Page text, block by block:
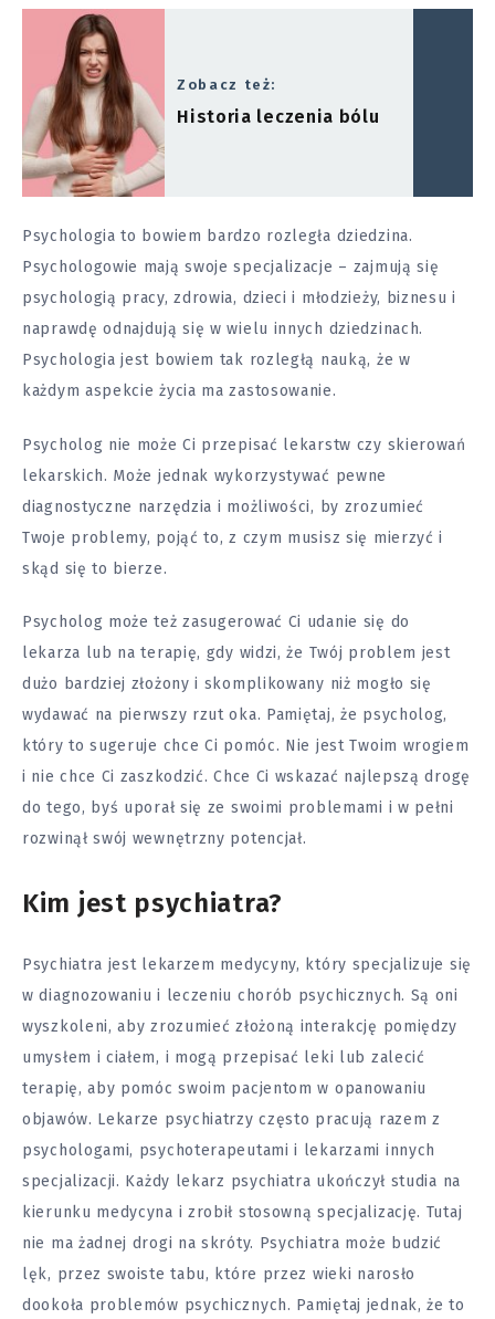
Zobacz też:
Historia leczenia bólu
Psychologia to bowiem bardzo rozległa dziedzina.
Psychologowie mają swoje specjalizacje – zajmują się
psychologią pracy, zdrowia, dzieci i młodzieży, biznesu i
naprawdę odnajdują się w wielu innych dziedzinach.
Psychologia jest bowiem tak rozległą nauką, że w
każdym aspekcie życia ma zastosowanie.
Psycholog nie może Ci przepisać lekarstw czy skierowań
lekarskich. Może jednak wykorzystywać pewne
diagnostyczne narzędzia i możliwości, by zrozumieć
Twoje problemy, pojąć to, z czym musisz się mierzyć i
skąd się to bierze.
Psycholog może też zasugerować Ci udanie się do
lekarza lub na terapię, gdy widzi, że Twój problem jest
dużo bardziej złożony i skomplikowany niż mogło się
wydawać na pierwszy rzut oka. Pamiętaj, że psycholog,
który to sugeruje chce Ci pomóc. Nie jest Twoim wrogiem
i nie chce Ci zaszkodzić. Chce Ci wskazać najlepszą drogę
do tego, byś uporał się ze swoimi problemami i w pełni
rozwinął swój wewnętrzny potencjał.
Kim jest psychiatra?
Psychiatra jest lekarzem medycyny, który specjalizuje się
w diagnozowaniu i leczeniu chorób psychicznych. Są oni
wyszkoleni, aby zrozumieć złożoną interakcję pomiędzy
umysłem i ciałem, i mogą przepisać leki lub zalecić
terapię, aby pomóc swoim pacjentom w opanowaniu
objawów. Lekarze psychiatrzy często pracują razem z
psychologami, psychoterapeutami i lekarzami innych
specjalizacji. Każdy lekarz psychiatra ukończył studia na
kierunku medycyna i zrobił stosowną specjalizację. Tutaj
nie ma żadnej drogi na skróty. Psychiatra może budzić
lęk, przez swoiste tabu, które przez wieki narosło
dookoła problemów psychicznych. Pamiętaj jednak, że to